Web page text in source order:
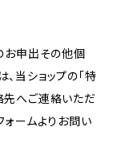
お申出その他個
当ショップの「特
先へご連絡いただ
ォームよりお問い